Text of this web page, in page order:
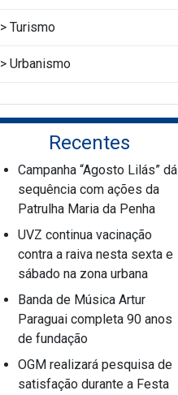
Turismo
Urbanismo
Recentes
Campanha “Agosto Lilás” dá
sequência com ações da
Patrulha Maria da Penha
UVZ continua vacinação
contra a raiva nesta sexta e
sábado na zona urbana
Banda de Música Artur
Paraguai completa 90 anos
de fundação
OGM realizará pesquisa de
satisfação durante a Festa